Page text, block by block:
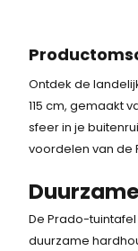
Ontdek de
115 cm, gemaakt
sfeer in je
voordelen van de
De Prado-
duurzame